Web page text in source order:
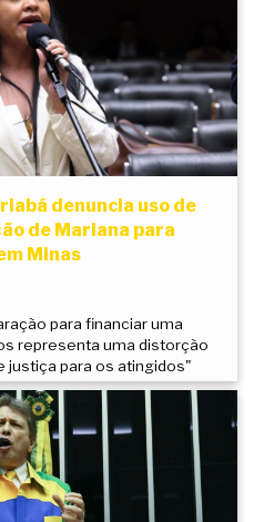
denuncia uso de
de Mariana para
Minas
para financiar uma
representa uma distorção
para os atingidos"